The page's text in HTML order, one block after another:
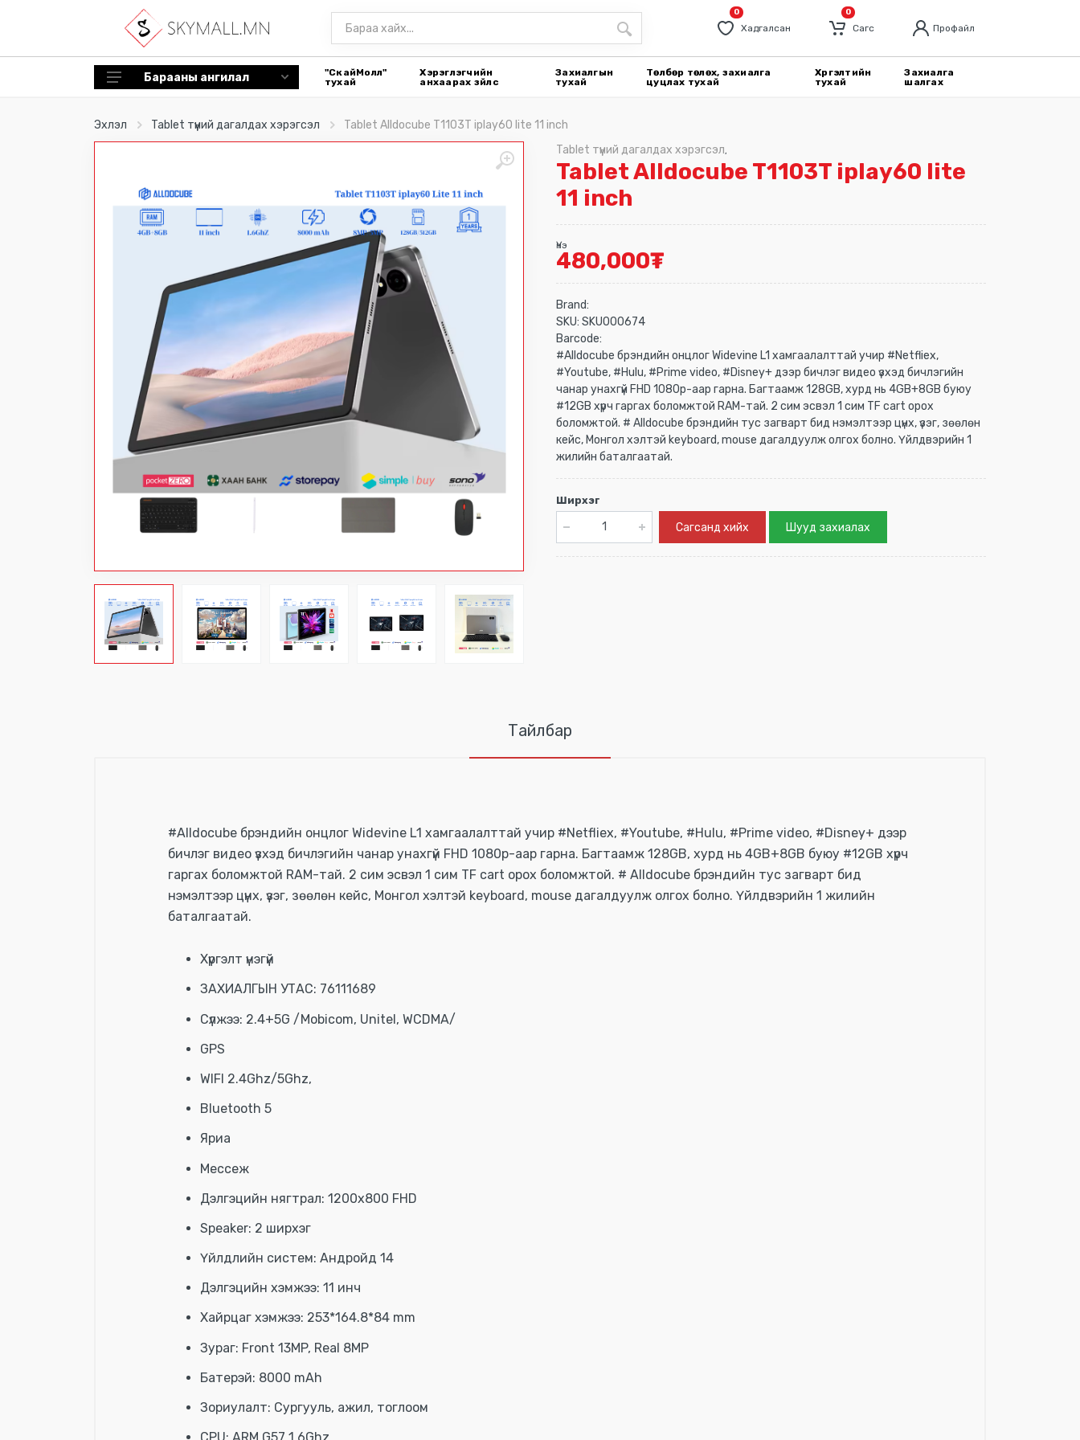
0
Хадгалсан
0
Cагс Профайл
Ухаалаг цаг, дагалдах хэрэгсэл
Чихэвч
Bluetooth speaker
Спорт хэрэгсэл, төхөөрөмж
Power bank
Хувцас
Аяны хэрэгсэл
Цахилгаан хэрэгсэл
Тоглоом
Бэлэг дурсгал
Хямдарсан бараа
Projector
Барааны ангилал
"СкайМолл"
тухай
Хэрэглэгчийн
анхаарах зүйлс
Захиалгын
тухай
Төлбөр төлөх, захиалга
цуцлах тухай
Хүргэлтийн
тухай
Захиалга
шалгах
Эхлэл Tablet түүний дагалдах хэрэгсэл
Tablet Alldocube T1103T iplay60 lite 11 inch
Tablet түүний дагалдах хэрэгсэл,
Tablet Alldocube T1103T iplay60 lite
11 inch
Үнэ
480,000₮
Brand:
SKU: SKU000674
Barcode:
#Alldocube брэндийн онцлог Widevine L1 хамгаалалттай учир #Netfliex,
#Youtube, #Hulu, #Prime video, #Disney+ дээр бичлэг видео үзхэд бичлэгийн
чанар унахгүй FHD 1080p-аар гарна. Багтаамж 128GB, хурд нь 4GB+8GB буюу
#12GB хүрч гаргах боломжтой RAM-тай. 2 сим эсвэл 1 сим TF cart орох
боломжтой. # Alldocube брэндийн тус загварт бид нэмэлтээр цүнх, үзэг, зөөлөн
кейс, Монгол хэлтэй keyboard, mouse дагалдуулж олгох болно. Үйлдвэрийн 1
жилийн баталгаатай.
Ширхэг
Сагсанд хийх Шууд захиалах
Тайлбар
#Alldocube брэндийн онцлог Widevine L1 хамгаалалттай учир #Netfliex, #Youtube, #Hulu, #Prime video, #Disney+ дээр
бичлэг видео үзхэд бичлэгийн чанар унахгүй FHD 1080p-аар гарна. Багтаамж 128GB, хурд нь 4GB+8GB буюу #12GB хүрч
гаргах боломжтой RAM-тай. 2 сим эсвэл 1 сим TF cart орох боломжтой. # Alldocube брэндийн тус загварт бид
нэмэлтээр цүнх, үзэг, зөөлөн кейс, Монгол хэлтэй keyboard, mouse дагалдуулж олгох болно. Үйлдвэрийн 1 жилийн
баталгаатай.
Хүргэлт үнэгүй
ЗАХИАЛГЫН УТАС: 76111689
Сүлжээ: 2.4+5G /Mobicom, Unitel, WCDMA/
GPS
WIFI 2.4Ghz/5Ghz,
Bluetooth 5
Яриа
Мессеж
Дэлгэцийн нягтрал: 1200x800 FHD
Speaker: 2 ширхэг
Үйлдлийн систем: Андройд 14
Дэлгэцийн хэмжээ: 11 инч
Хайрцаг хэмжээ: 253*164.8*84 mm
Зураг: Front 13MP, Real 8MP
Батерэй: 8000 mAh
Зориулалт: Сургууль, ажил, тоглоом